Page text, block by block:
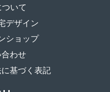
いて
デザイン
ショップ
わせ
基づく表記